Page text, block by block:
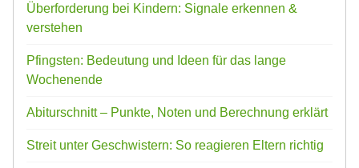
Überforderung bei Kindern: Signale erkennen &
verstehen
Pfingsten: Bedeutung und Ideen für das lange
Wochenende
Abiturschnitt – Punkte, Noten und Berechnung erklärt
Streit unter Geschwistern: So reagieren Eltern richtig